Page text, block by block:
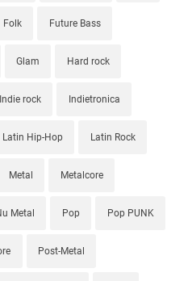
Folk Future Bass
Glam Hard rock
Indie rock Indietronica
Latin Hip-Hop Latin Rock
Metal Metalcore
Metal Pop Pop PUNK
Post-Metal